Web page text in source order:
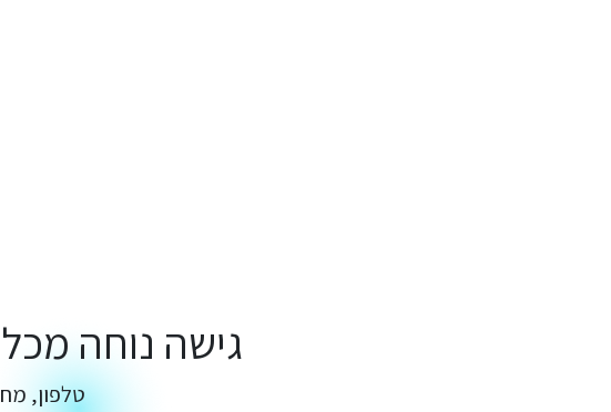
גישה נוחה
טלפון,